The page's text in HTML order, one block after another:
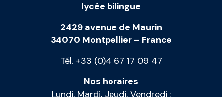
lycée bilingue
2429 avenue de Maurin
34070 Montpellier – France
Tél. +33 (0)4 67 17 09 47
Nos horaires
Lundi, Mardi, Jeudi, Vendredi :